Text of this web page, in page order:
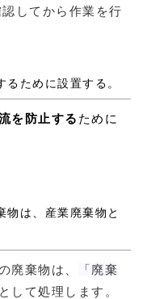
してから作業を行
ために設置する。
を防止する ために
は、産業廃棄物と
廃棄物は、
「廃棄
して処理します。